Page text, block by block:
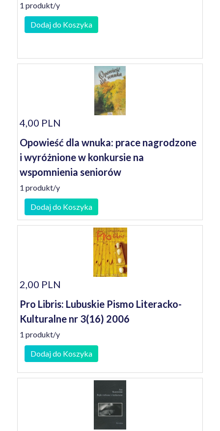
1 produkt/y
Dodaj do Koszyka
4,00 PLN
Opowieść dla wnuka: prace nagrodzone
i wyróżnione w konkursie na
wspomnienia seniorów
1 produkt/y
Dodaj do Koszyka
2,00 PLN
Pro Libris: Lubuskie Pismo Literacko-
Kulturalne nr 3(16) 2006
1 produkt/y
Dodaj do Koszyka